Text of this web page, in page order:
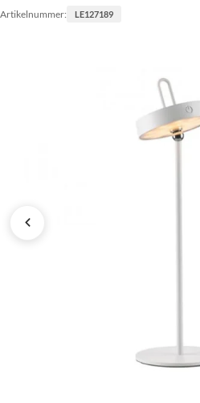
Artikelnummer: LE127189